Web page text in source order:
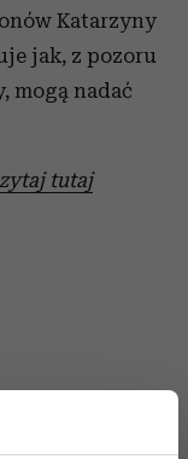
Katarzyny
jak, z pozoru
mogą nadać
tutaj